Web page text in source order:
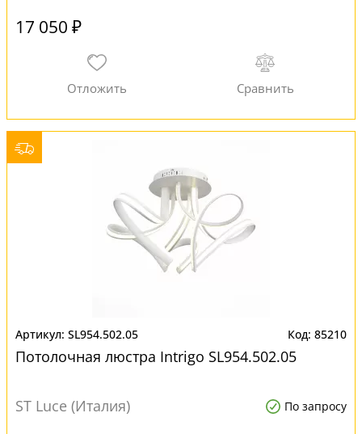
17 050 ₽
SL954.502.05 85210
Потолочная люстра Intrigo SL954.502.05
ST Luce (Италия) По запросу